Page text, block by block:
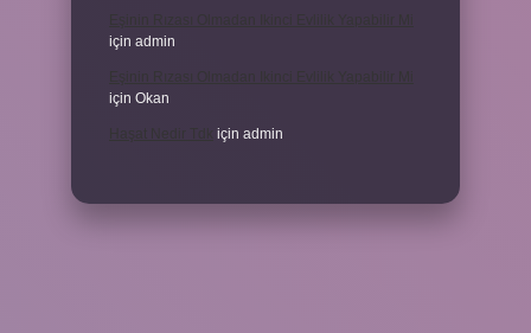
için admin
için Okan
için admin